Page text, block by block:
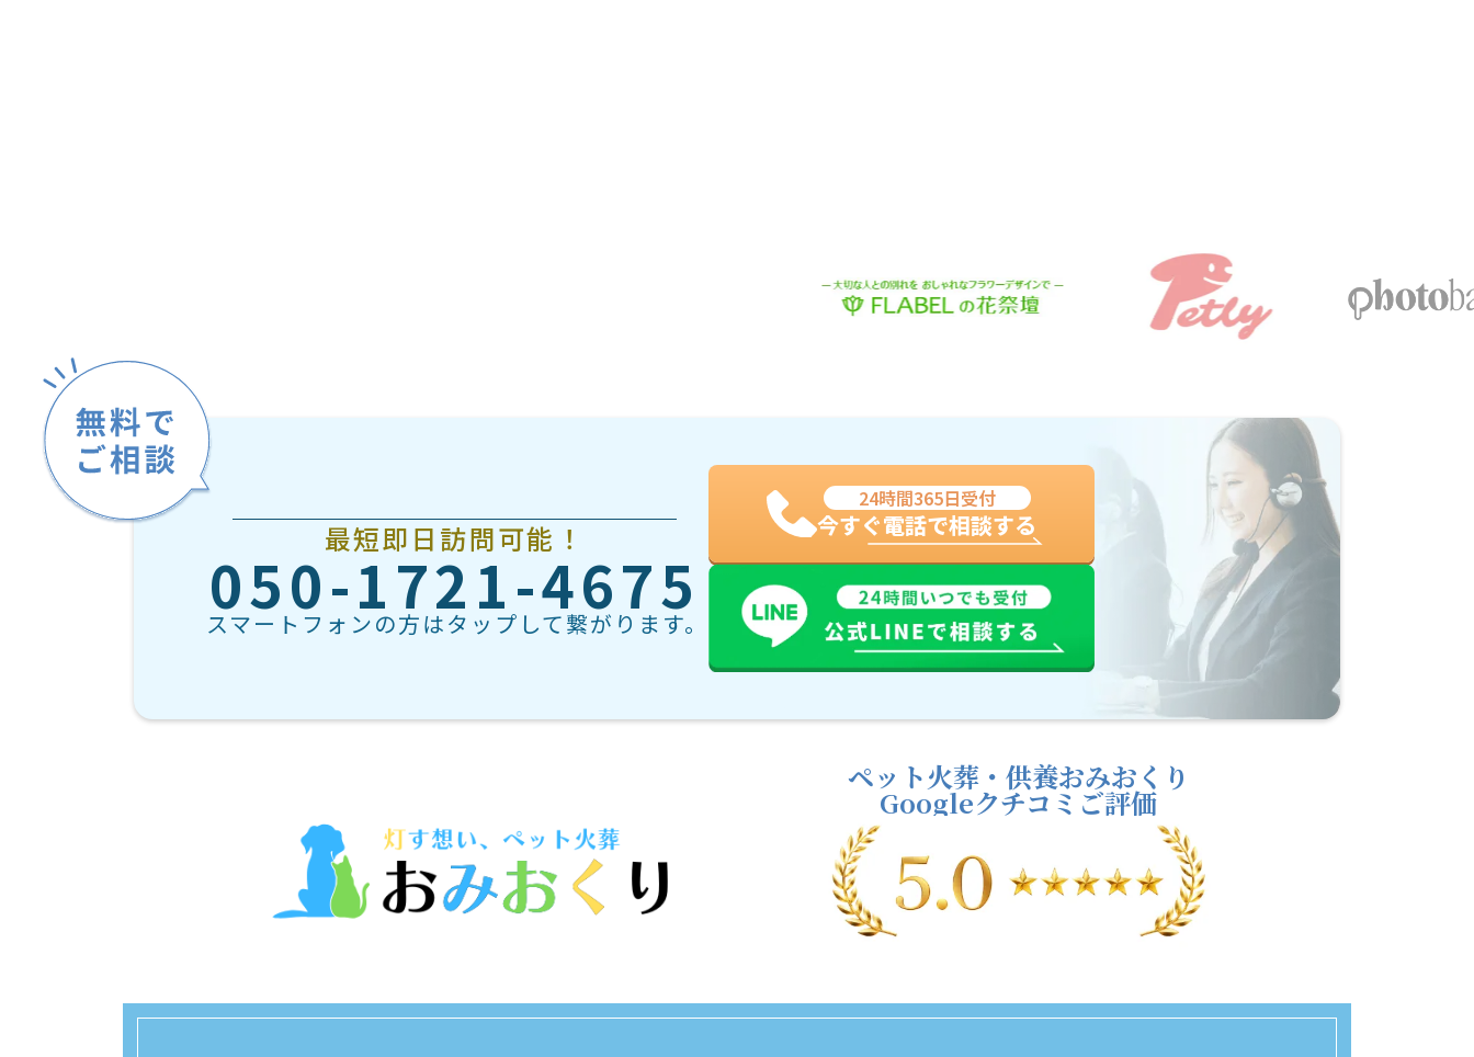
最短即日訪問可能！
050-1721-4675
スマートフォンの方はタップして繋がります。
24時間365日受付
今すぐ電話で相談する
ペット火葬・供養おみおくり
Googleクチコミご評価